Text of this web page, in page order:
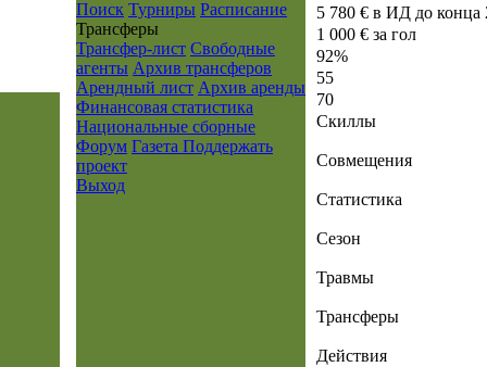
Поиск Турниры Расписание
Транcферы
Трансфер-лист Свободные
агенты Архив трансферов
Арендный лист Архив аренды
Финансовая статистика
Национальные сборные
Форум Газета Поддержать
проект
Выход
5 780 € в ИД до конца
1 000 € за гол
92%
55
70
Скиллы
Совмещения
Статистика
Сезон
Травмы
Трансферы
Действия